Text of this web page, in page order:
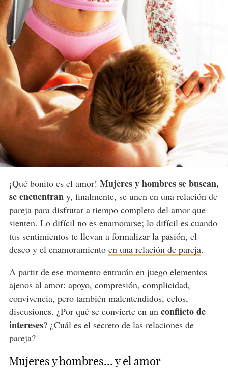
¡Qué bonito es el amor! Mujeres y hombres se buscan,
se encuentrany, finalmente, se unen en una relación de
pareja para disfrutar a tiempo completo del amor que
sienten. Lo difícil no es enamorarse; lo difícil es cuando
tus sentimientos te llevan a formalizar la pasión, el
deseo y el enamoramiento en una relación de pareja.
A partir de ese momento entrarán en juego elementos
ajenos al amor: apoyo, compresión, complicidad,
convivencia, pero también malentendidos, celos,
discusiones. ¿Por qué se convierte en un conflicto de
intereses? ¿Cuál es el secreto de las relaciones de
pareja?
Mujeres y hombres... y el amor